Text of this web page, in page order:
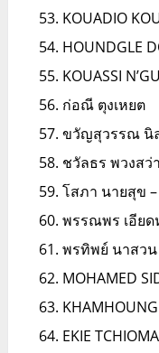
KOUADIO
HOUNDGLE
KOUASSI
ก่อณี ตุงเหยต
ขวัญสุวรรณ นิ
ชวัลธร พวงสว่
โสภา นายสุข
พรรณพร เอีย
พรทิพย์ นาสวน
MOHAMED
EKIE